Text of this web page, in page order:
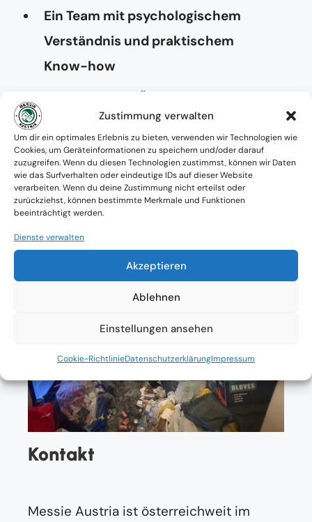
Zustimmung verwalten
Um dir ein optimales Erlebnis zu bieten, verwenden wir Technologien wie
Cookies, um Geräteinformationen zu speichern und/oder darauf
zuzugreifen. Wenn du diesen Technologien zustimmst, können wir Daten
wie das Surfverhalten oder eindeutige IDs auf dieser Website
verarbeiten. Wenn du deine Zustimmung nicht erteilst oder
zurückziehst, können bestimmte Merkmale und Funktionen
beeinträchtigt werden.
Dienste verwalten
Akzeptieren
Ablehnen
Einstellungen ansehen
Cookie-RichtlinieDatenschutzerklärungImpressum
Ein Team mit psychologischem
Verständnis und praktischem
Know-how
Absolute Diskretion & keine
Zusammenarbeit mit Ämtern ohne
Einverständnis
Kontakt
Messie Austria ist österreichweit im